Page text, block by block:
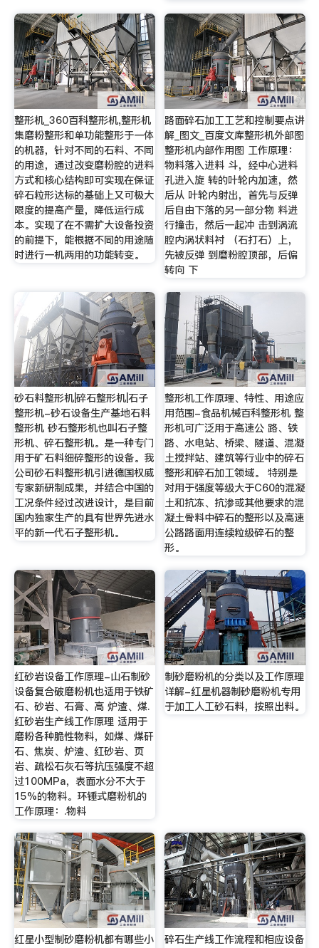
整形机_360百科整形机,整形机
集磨粉整形和单功能整形于一体
的机器，针对不同的石料、不同
的用途，通过改变磨粉腔的进料
方式和核心结构即可实现在保证
碎石粒形达标的基础上又可极大
限度的提高产量，降低运行成
本。实现了在不需扩大设备投资
的前提下，能根据不同的用途随
时进行一机两用的功能转变。
路面碎石加工工艺和控制要点讲
解_图文_百度文库整形机外部图
整形机内部作用图 工作原理：
物料落入进料 斗，经中心进料
孔进入旋 转的叶轮内加速，然
后从 叶轮内射出，首先与反弹
后自由下落的另一部分物 料进
行撞击，然后一起冲 击到涡流
腔内涡状料衬 （石打石）上，
先被反弹 到磨粉腔顶部，后偏
转向 下
砂石料整形机|碎石整形机|石子
整形机-砂石设备生产基地石料
整形机 砂石整形机也叫石子整
形机、碎石整形机。是一种专门
用于矿石料细碎整形的设备。我
公司砂石料整形机引进德国权威
专家新研制成果，并结合中国的
工况条件经过改进设计，是目前
国内独家生产的具有世界先进水
平的新一代石子整形机。
整形机工作原理、特性、用途应
用范围-食品机械百科整形机 整
形机可广泛用于高速公 路、铁
路、水电站、桥梁、隧道、混凝
土搅拌站、建筑等行业中的碎石
整形和碎石加工领域。 特别是
对用于强度等级大于C60的混凝
土和抗冻、抗渗或其他要求的混
凝土骨料中碎石的整形以及高速
公路路面用连续粒级碎石的整
形。
红砂岩设备工作原理-山石制砂
设备复合破磨粉机也适用于铁矿
石、砂岩、石膏、高 炉渣、煤.
红砂岩生产线工作原理 适用于
磨粉各种脆性物料，如煤、煤矸
石、焦炭、炉渣、红砂岩、页
岩、疏松石灰石等抗压强度不超
过100MPa，表面水分不大于
15%的物料。环锤式磨粉机的
工作原理：.物料
制砂磨粉机的分类以及工作原理
详解-红星机器制砂磨粉机专用
于加工人工砂石料，按照出料。
红星小型制砂磨粉机都有哪些小
碎石生产线工作流程和相应设备